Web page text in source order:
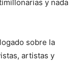
y nada
sobre la
artistas y